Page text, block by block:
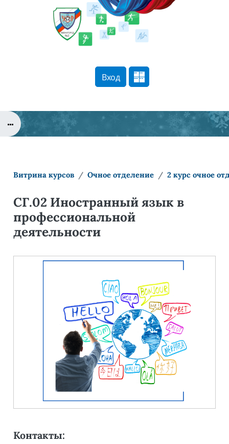
Перейти к основному содержанию
Вход
Маршрут внедрения
Витрина курсов Очное отделение 2 курс очное
СГ.02 Иностранный язык в
профессиональной
деятельности
Контакты: